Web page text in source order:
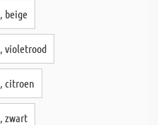
beige
violetrood
citroen
zwart